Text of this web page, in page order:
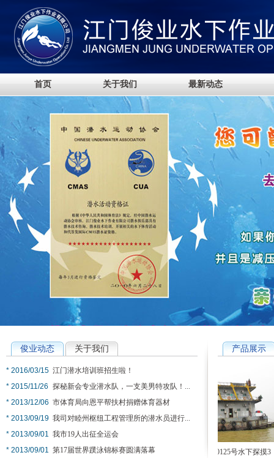
首页 关于我们 最新动态
俊业动态 关于我们
* 2016/03/15 江门潜水培训班招生啦！
* 2015/11/26 探秘新会专业潜水队，一支美男特攻队！...
* 2013/12/06 市体育局向恩平帮扶村捐赠体育器材
* 2013/09/19 我司对睦州枢纽工程管理所的潜水员进行...
* 2013/09/01 我市19人出征全运会
* 2013/09/01 第17届世界蹼泳锦标赛圆满落幕
产品展示
粤三水工0125号水下探摸4 粤三水工0125号水下探摸3